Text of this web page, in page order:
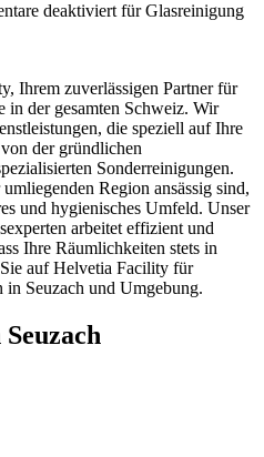
deaktiviertfür Glasreinigung
Ihrem zuverlässigen Partner für
in der gesamten Schweiz. Wir
die speziell auf Ihre
der gründlichen
Sonderreinigungen.
Region ansässig sind,
und hygienisches Umfeld. Unser
arbeitet effizient und
Ihre Räumlichkeiten stets in
auf Helvetia Facility für
in Seuzach und Umgebung.